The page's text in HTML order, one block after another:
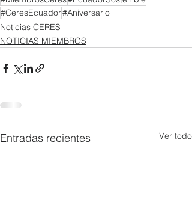
#CeresEcuador#Aniversario
Noticias CERES
NOTICIAS MIEMBROS
Entradas recientes Ver todo